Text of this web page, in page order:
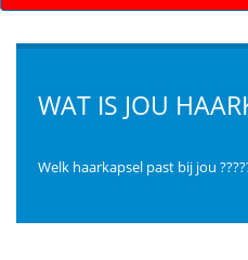
WAT IS JOU
Welk haarkapsel past bij jou